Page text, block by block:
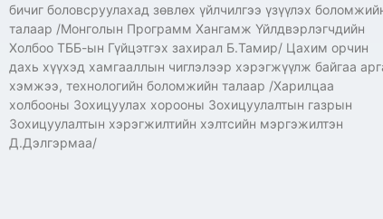
бичиг боловсруулахад зөвлөх үйлчилгээ үзүүлэх
талаар /Монголын Программ Хангамж Үйлдвэрлэгчдийн
Холбоо ТББ-ын Гүйцэтгэх захирал Б.Тамир/ Цахим орчин
дахь хүүхэд хамгааллын чиглэлээр хэрэгжүүлж байгаа
хэмжээ, технологийн боломжийн талаар /Харилцаа
холбооны Зохицуулах хорооны Зохицуулалтын газрын
Зохицуулалтын хэрэгжилтийн хэлтсийн мэргэжилтэн
Д.Дэлгэрмаа/